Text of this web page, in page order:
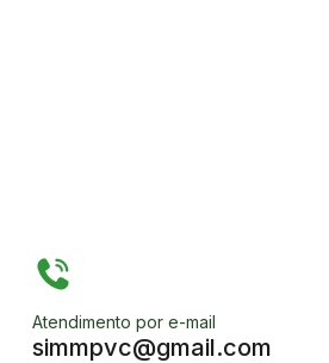
Atendimento por e-mail
simmpvc@gmail.com